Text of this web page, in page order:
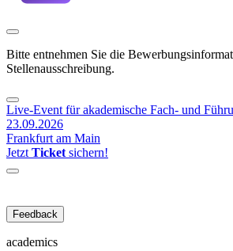
Bitte entnehmen Sie die
Stellenausschreibung.
Live-Event für akademische Fach- und
23.09.2026
Frankfurt am Main
Jetzt Ticket sichern!
Feedback
academics